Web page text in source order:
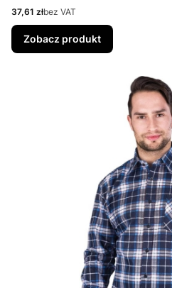
Cena
37,61 złbez VAT
Zobacz produkt